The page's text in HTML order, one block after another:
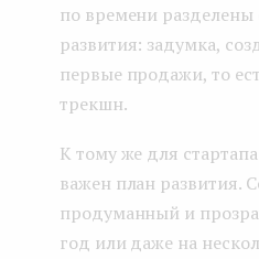
по времени разделены
развития: задумка,
первые продажи, то
трекшн.
К тому же для
важен план развития.
продуманный и
год или даже на